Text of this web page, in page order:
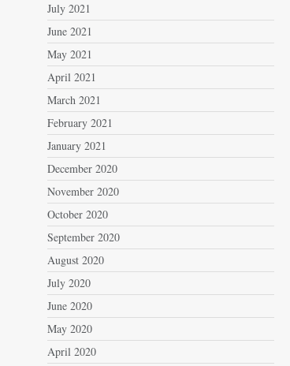
July 2021
June 2021
May 2021
April 2021
March 2021
February 2021
January 2021
December 2020
November 2020
October 2020
September 2020
August 2020
July 2020
June 2020
May 2020
April 2020